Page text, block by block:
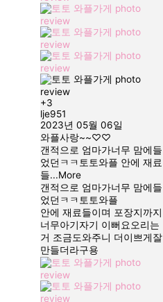
+3
lje951
2023년 05월 06일
와플사랑~~♡♡
갠적으로 엄마가너무 맘에들
었던ㅋㅋ토토와플 안에 재료
들...More
갠적으로 엄마가너무 맘에들
었던ㅋㅋ토토와플
안에 재료들이며 포장지까지
너무아기자기 이뻐요오리는
거 조금도와주니 더이쁘게잘
만들더라구용